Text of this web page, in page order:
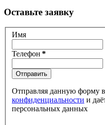
Оставьте заявку
Имя
Телефон *
Отправить
Отправляя данную форму
конфиденциальности и
персональных данных